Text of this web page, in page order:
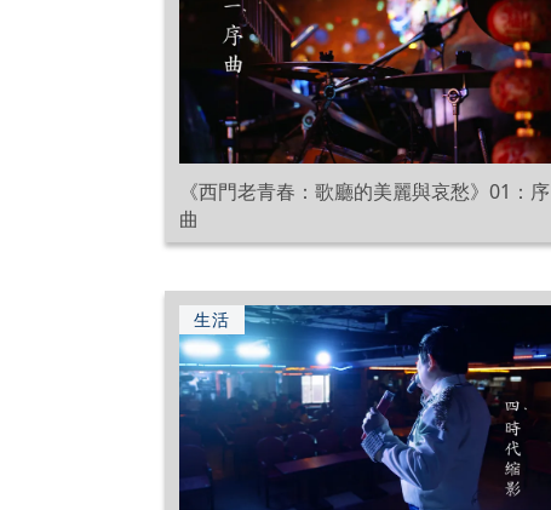
《西門老青春：歌廳的美麗與哀愁》01：序
曲
生活